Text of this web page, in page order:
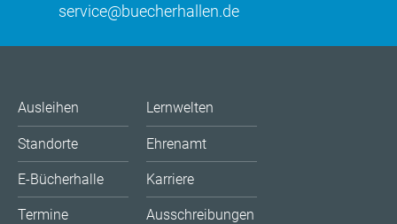
service@buecherhallen.de
Ausleihen
Standorte
E-Bücherhalle
Termine
Lernwelten
Ehrenamt
Karriere
Ausschreibungen